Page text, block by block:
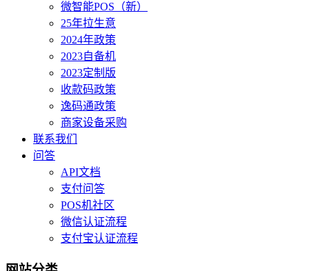
微智能POS（新）
25年拉生意
2024年政策
2023自备机
2023定制版
收款码政策
逸码通政策
商家设备采购
联系我们
问答
API文档
支付问答
POS机社区
微信认证流程
支付宝认证流程